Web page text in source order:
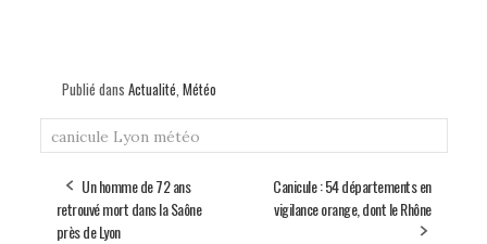
Publié dans Actualité Météo
canicule Lyon météo
Un homme de 72 ans
retrouvé mort dans la Saône
près de Lyon
Canicule : 54 départements en
vigilance orange, dont le Rhône